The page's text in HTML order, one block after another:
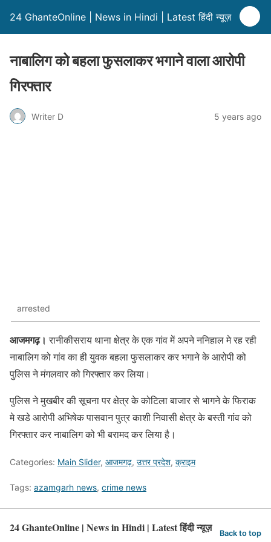
24 GhanteOnline | News in Hindi | Latest हिंदी न्यूज़
नाबालिग को बहला फुसलाकर भगाने वाला आरोपी
गिरफ्तार
Writer D 5 years ago
arrested
आजमगढ़। रानीकीसराय थाना क्षेत्र के एक गांव में अपने ननिहाल मे रह रही
नाबालिग को गांव का ही युवक बहला फुसलाकर कर भगाने के आरोपी को
पुलिस ने मंगलवार को गिरफ्तार कर लिया।
पुलिस ने मुखबीर की सूचना पर क्षेत्र के कोटिला बाजार से भागने के फिराक
मे खडे आरोपी अभिषेक पासवान पुत्र काशी निवासी क्षेत्र के बस्ती गांव को
गिरफ्तार कर नाबालिग को भी बरामद कर लिया है।
Categories: Main Slider, आजमगढ़, उत्तर प्रदेश, क्राइम
Tags: azamgarh news, crime news
24 GhanteOnline | News in Hindi | Latest हिंदी न्यूज़ Back to top